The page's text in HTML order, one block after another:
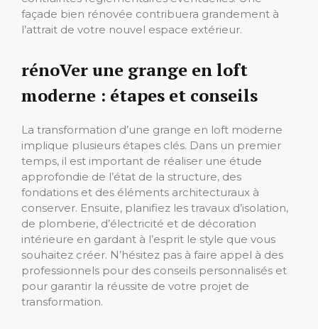
façade bien rénovée contribuera grandement à
l’attrait de votre nouvel espace extérieur.
rénoVer une grange en loft
moderne : étapes et conseils
La transformation d’une grange en loft moderne
implique plusieurs étapes clés. Dans un premier
temps, il est important de réaliser une étude
approfondie de l’état de la structure, des
fondations et des éléments architecturaux à
conserver. Ensuite, planifiez les travaux d’isolation,
de plomberie, d’électricité et de décoration
intérieure en gardant à l’esprit le style que vous
souhaitez créer. N’hésitez pas à faire appel à des
professionnels pour des conseils personnalisés et
pour garantir la réussite de votre projet de
transformation.